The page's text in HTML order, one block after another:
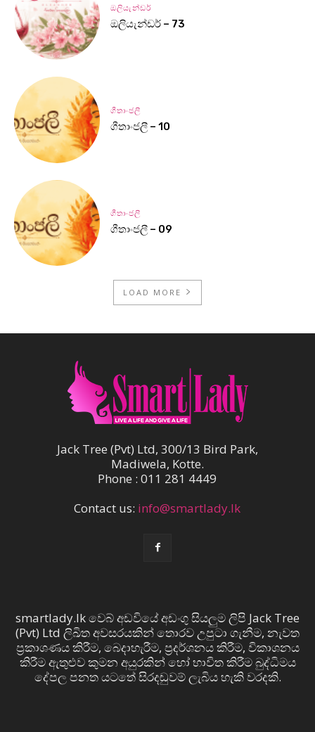
ඔලියැන්ඩර්
ඔලියැන්ඩර් – 73
ගීතාංජලී
ගීතාංජලී – 10
ගීතාංජලී
ගීතාංජලී – 09
LOAD MORE
Jack Tree (Pvt) Ltd, 300/13 Bird Park,
Madiwela, Kotte.
Phone : 011 281 4449
Contact us: info@smartlady.lk
smartlady.lk වෙබ් අඩවියේ අඩංගු සියලුම ලිපි Jack Tree
(Pvt) Ltd ලිඛිත අවසරයකින් තොරව උපුටා ගැනීම, නැවත
ප්‍රකාශණය කිරීම, බෙදාහැරීම, ප්‍රදර්ශනය කිරීම, විකාශනය
කිරීම ඇතුළුව කුමන අයුරකින් හෝ භාවිත කිරීම බුද්ධිමය
දේපල පනත යටතේ සිරදඬුවම් ලැබිය හැකි වරදකි.